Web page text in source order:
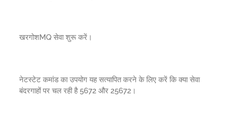
खरगोशMQ सेवा शुरू करें।
नेटस्टेट कमांड का उपयोग यह सत्यापित करने के लिए करें कि क्या सेवा
बंदरगाहों पर चल रही है 5672 और 25672।